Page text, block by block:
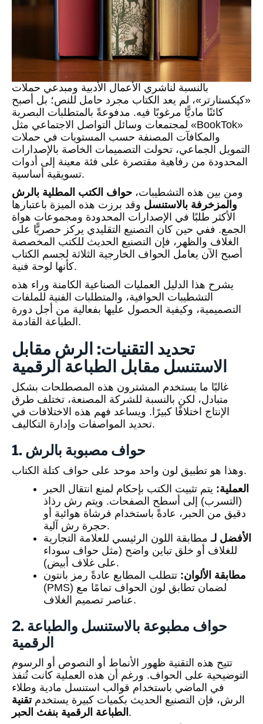
بالنسبة لناشري الأعمال الأدبية ومبدعي حملات
«كيكستارتر»، لم يعد الكتاب مجرد حامل للنص؛ بل أصبح
كائنًا ماديًّا مرغوبًا فيه. مدفوعةً بالمتطلبات البصرية
لمجتمعات وسائل التواصل الاجتماعي مثل «BookTok»
والمكافآت المصنفة حسب المستويات في حملات
التمويل الجماعي، تحولت التصميمات الخاصة بالإصدارات
المحدودة من رفاهية مقتصرة على فئة معينة إلى أدوات
تسويقية أساسية.
ومن بين هذه التشطيبات، حواف الكتب المطلية بالرش
والمزخرفة بالاستنسل وقد برزت هذه الميزة باعتبارها
الأكثر طلبًا في الإصدارات المحدودة ومجموعات هواة
الجمع. ففي حين كان التصنيع التقليدي يركز حصريًّا على
الغلاف والظهر، فإن التصنيع الحديث للكتب المخصصة
أصبح الآن يعامل الحواف الخارجية الثلاثة لجسم الكتاب
كأنها لوحة فنية.
يشرح هذا الدليل العمليات الصناعية الكامنة وراء هذه
التشطيبات الحوافية، والمتطلبات الفنية للملفات
التصميمية، وكيفية الحصول عليها بفعالية من أجل دورة
الطباعة القادمة.
تحديد التقنيات: الرش مقابل
الاستنسل مقابل الطباعة الرقمية
غالبًا ما يستخدم المشترون هذه المصطلحات بشكل
متبادل، لكن بالنسبة للشركة المصنعة، تختلف طرق
الإنتاج اختلافًا كبيرًا. ويساعد فهم هذه الاختلافات في
تحديد المواصفات وإدارة التكاليف.
1. حواف مصبوبة بالرش
وهذا هو تطبيق لون واحد موحد على حواف كتلة الكتاب.
العملية: يتم تثبيت الكتب بإحكام لمنع انتقال الحبر
(التسرب) إلى أسطح الصفحات. ويتم رش رذاذ
دقيق من الحبر، عادةً باستخدام فرشاة هوائية أو
حجرة رش آلية.
الأفضل لـمطابقة اللون الرئيسي للعلامة التجارية
للغلاف أو خلق تباين واضح (مثل حواف سوداء
على غلاف أبيض).
مطابقة الألوان: تتطلب المطابع عادةً رمز بانتون
(PMS) لضمان تطابق لون الحواف تمامًا مع
عناصر تصميم الغلاف.
2. حواف مطبوعة بالاستنسل والطباعة
الرقمية
تتيح هذه التقنية ظهور الأنماط أو النصوص أو الرسوم
التوضيحية على الحواف. ورغم أن هذه العملية كانت تُنفذ
في الماضي باستخدام قوالب استنسل مادية وطلاء
الرش، فإن التصنيع الحديث بكميات كبيرة يستخدمتقنية
الطباعة الرقمية بنفث الحبر .